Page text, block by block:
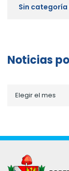
Sin categoría
Noticias
porElegir el mes